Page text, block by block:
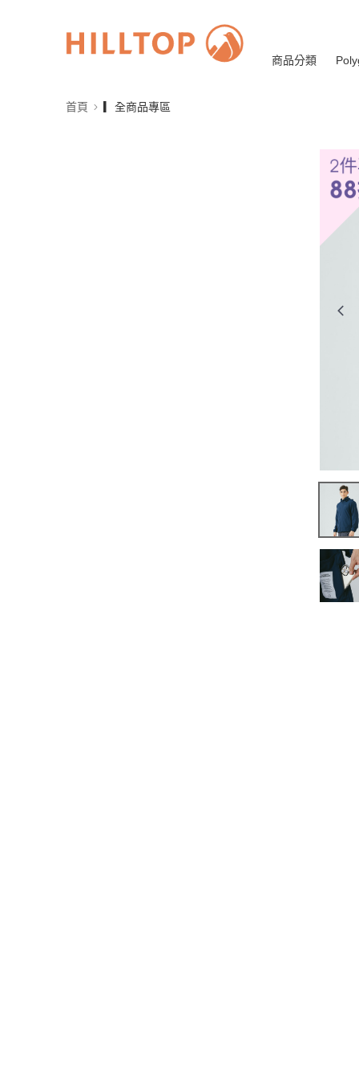
商品分類
首頁 ▎全商品專區